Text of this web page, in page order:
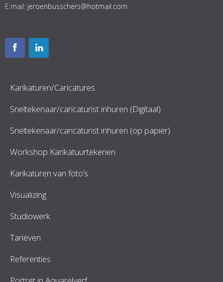
E.mail: jeroenbusschers@hotmail.com
Karikaturen/Caricatures
Sneltekenaar/caricaturist inhuren (Digitaal)
Sneltekenaar/caricaturist inhuren (op papier)
Workshop Karikatuurtekenen
Karikaturen van foto’s
Visualizing
Studiowerk
Tarieven
Referenties